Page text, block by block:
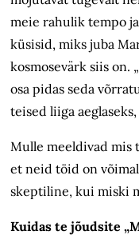
meie rahulik tempo
küsisid, miks juba
kosmosevärk siis on.
osa pidas seda
teised liiga
Mulle meeldivad mis
et neid töid on
skeptiline, kui miski
Kuidas te jõudsite